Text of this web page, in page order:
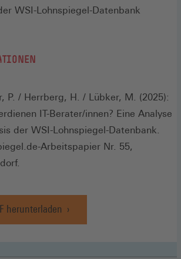
WSI-Lohnspiegel-Datenbank
P. / Herrberg, H. / Lübker, M. (2025):
IT-Berater/innen? Eine Analyse
der WSI-Lohnspiegel-Datenbank.
Arbeitspapier Nr. 55,
herunterladen
(Öffnet
in